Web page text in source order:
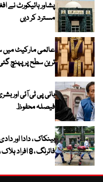
پشاور ہائیکورٹ نے
مسترد کر دیں
ترین سطح پر پہنچ
بانی پی ٹی آئی اور
فیصلہ محفوظ
بینکاک ، دادا اور
فائرنگ ، 8 افراد ہلاک ، 14 زخمی